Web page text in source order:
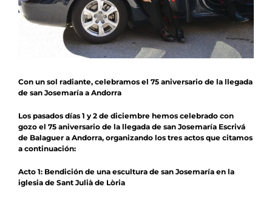
Con un sol radiante, celebramos el 75 aniversario de la llegada
de san Josemaría a Andorra
Los pasados ​​días 1 y 2 de diciembre hemos celebrado con
gozo el 75 aniversario de la llegada de san Josemaría Escrivá
de Balaguer a Andorra, organizando los tres actos que citamos
a continuación:
Acto 1: Bendición de una escultura de san Josemaría en la
iglesia de Sant Julià de Lòria